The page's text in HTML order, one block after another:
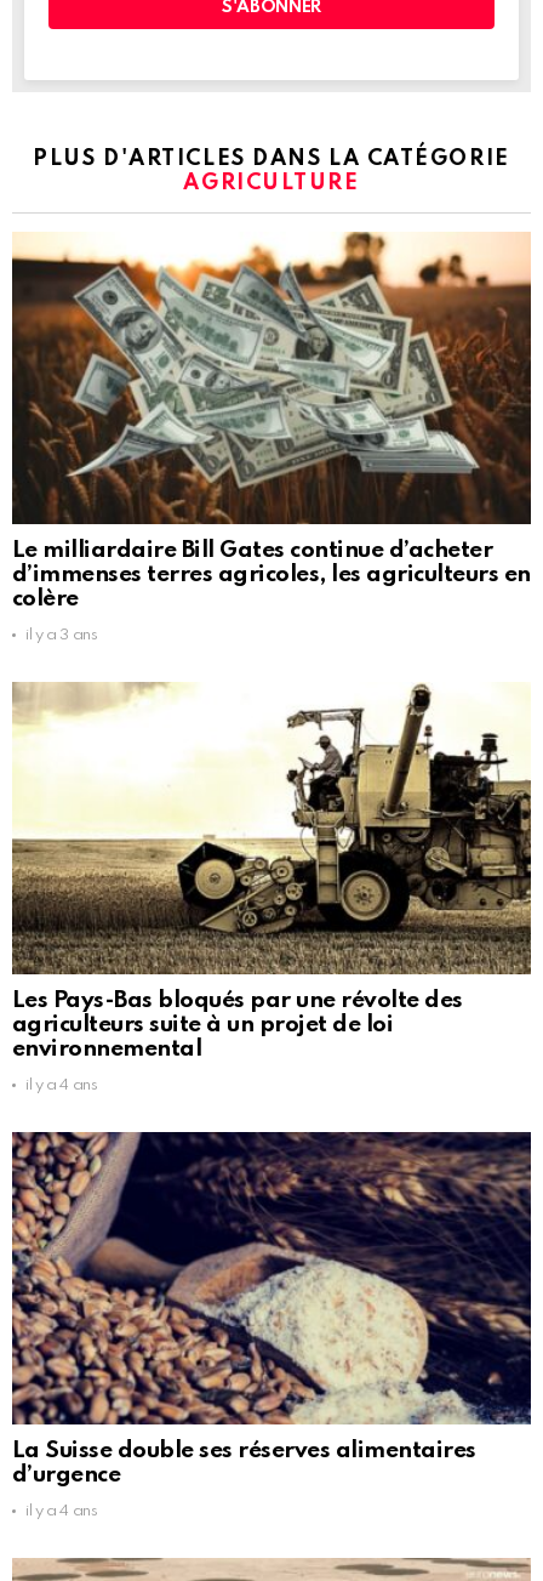
PLUS D'ARTICLES DANS LA CATÉGORIE
AGRICULTURE
Le milliardaire Bill Gates continue d’acheter
d’immenses terres agricoles, les agriculteurs en
colère
il y a 3 ans
Les Pays-Bas bloqués par une révolte des
agriculteurs suite à un projet de loi
environnemental
il y a 4 ans
La Suisse double ses réserves alimentaires
d’urgence
il y a 4 ans